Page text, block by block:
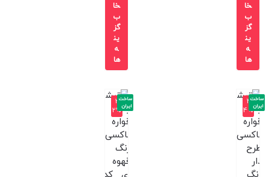
خا
ب
گز
ین
ه
ها
خا
ب
گز
ین
ه
ها
-4
4%
ساخت
ایران
-3
2%
ساخت
ایران